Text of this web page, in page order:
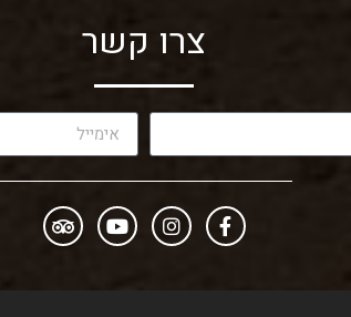
צרו קשר